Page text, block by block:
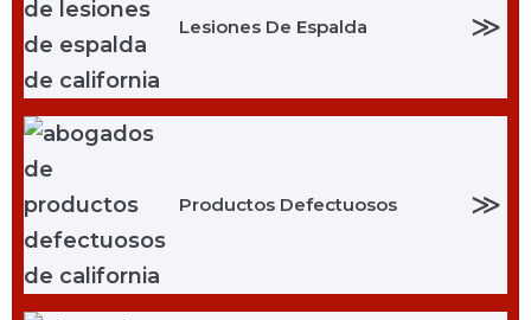
Lesiones De Espalda ≫
Productos Defectuosos ≫